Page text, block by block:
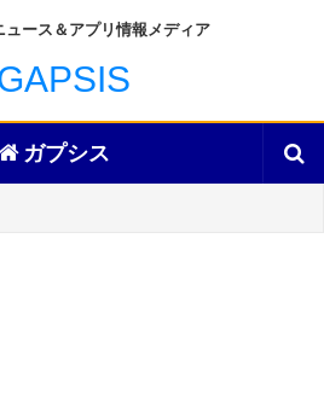
ース＆アプリ情報メディア
ガプシス